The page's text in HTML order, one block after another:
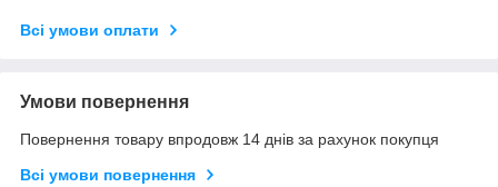
Всі умови оплати
Умови повернення
Повернення товару впродовж 14 днів за рахунок покупця
Всі умови повернення